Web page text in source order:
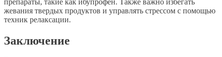
препараты, такие как ибупрофен. Также важно избегать
жевания твердых продуктов и управлять стрессом с помощью
техник релаксации.
Заключение